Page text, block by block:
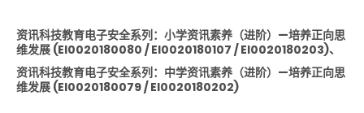
资讯科技教育电子安全系列：小学资讯素养（进阶）—培养正向思
维发展 (EI0020180080 / EI0020180107 / EI0020180203)、
资讯科技教育电子安全系列：中学资讯素养（进阶）—培养正向思
维发展 (EI0020180079 / EI0020180202)